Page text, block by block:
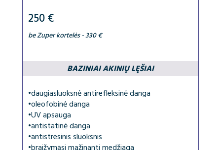
250 €
be Zuper kortelės - 330 €
BAZINIAI AKINIŲ LĘŠIAI
•daugiasluoksnė antirefleksinė danga
•oleofobinė danga
•UV apsauga
•antistatinė danga
•antistresinis sluoksnis